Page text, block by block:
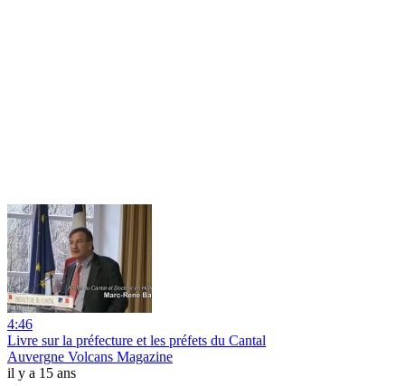
4:46
Livre sur la préfecture et les préfets du Cantal
Auvergne Volcans Magazine
il y a 15 ans